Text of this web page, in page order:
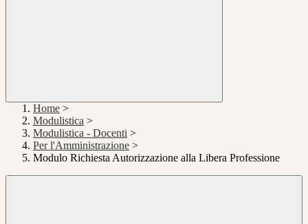
Home >
Modulistica >
Modulistica - Docenti >
Per l'Amministrazione >
Modulo Richiesta Autorizzazione alla Libera Professione